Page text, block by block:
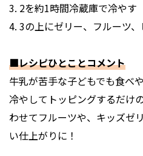
3. 2を約1時間冷蔵庫で冷やす
4. 3の上にゼリー、フルーツ
■レシピひとことコメント
牛乳が苦手な子どもでも食べ
冷やしてトッピングするだ
わせてフルーツや、キッズゼ
い仕上がりに！